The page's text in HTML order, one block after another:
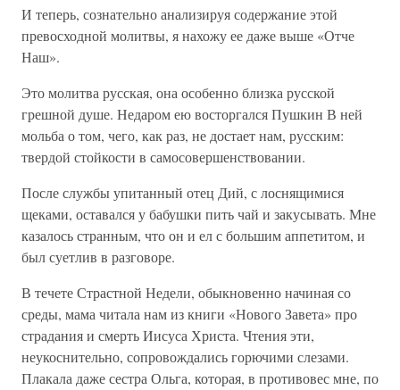
И теперь, сознательно анализируя содержание этой
превосходной молитвы, я нахожу ее даже выше «Отче
Наш».
Это молитва русская, она особенно близка русской
грешной душе. Недаром ею восторгался Пушкин В ней
мольба о том, чего, как раз, не достает нам, русским:
твердой стойкости в самосовершенствовании.
После службы упитанный отец Дий, с лоснящимися
щеками, оставался у бабушки пить чай и закусывать. Мне
казалось странным, что он и ел с большим аппетитом, и
был суетлив в разговоре.
В течете Страстной Недели, обыкновенно начиная со
среды, мама читала нам из книги «Нового Завета» про
страдания и смерть Иисуса Христа. Чтения эти,
неукоснительно, сопровождались горючими слезами.
Плакала даже сестра Ольга, которая, в противовес мне, по